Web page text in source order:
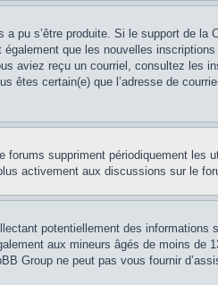
pu s’être produite. Si le support de
que les nouvelles
aviez reçu un courriel, consultez les
certain(e) que l’adresse de
suppriment périodiquement les
activement aux discussions sur le
potentiellement des
aux mineurs âgés de moins de
Group ne peut pas vous fournir